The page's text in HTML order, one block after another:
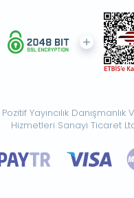
Yayıncılık
Hizmetleri Sanayi Ticaret